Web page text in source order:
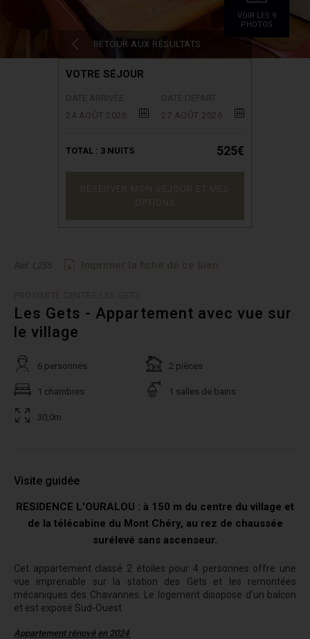
VOIR LES 9
PHOTOS
RETOUR AUX RÉSULTATS
VOTRE SÉJOUR
24 AOÛT 2026
27 AOÛT 2026
TOTAL : 3 NUITS 525€
Réf. L255
Les Gets - Appartement avec vue sur
le village
6 personnes 2 pièces
1 chambres 1 salles de bains
30,0m
Visite guidée
RESIDENCE L'OURALOU : à 150 m du centre du village et
de la télécabine du Mont Chéry, au rez de chaussée
surélevé sans ascenseur.
Cet appartement classé 2 étoiles pour 4 personnes offre une
vue imprenable sur la station des Gets et les remontées
mécaniques des Chavannes. Le logement disopose d'un balcon
et est exposé Sud-Ouest
Appartement rénové en 2024